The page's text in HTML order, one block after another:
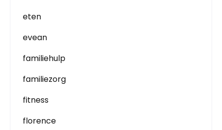
eten
evean
familiehulp
familiezorg
fitness
florence